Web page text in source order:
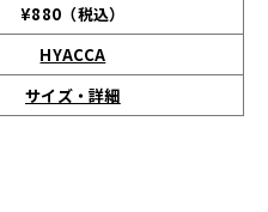
¥880（税込）
HYACCA
サイズ・詳細